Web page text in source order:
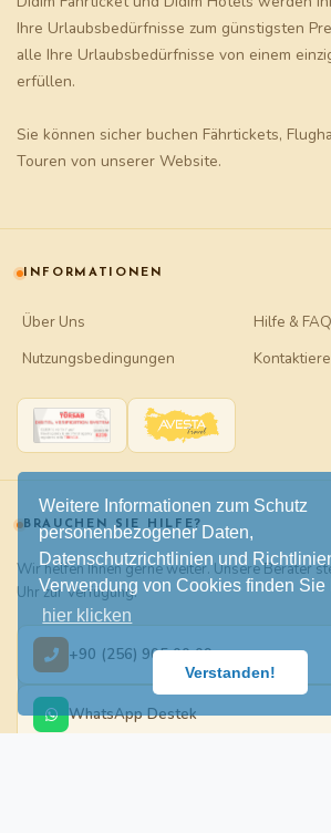
Weitere Informationen zum Schutz
personenbezogener Daten,
Datenschutzrichtlinien und
Verwendung von Cookies finden Sie
hier klicken
Verstanden!
Ihre Urlaubsbedürfnisse zum günstigsten
alle Ihre Urlaubsbedürfnisse von einem
erfüllen.
Sie können sicher buchen Fährtickets,
Touren von unserer Website.
INFORMATIONEN
Über Uns
Hilfe & FAQ
Nutzungsbedingungen
BRAUCHEN SIE HILFE?
Wir helfen Ihnen gerne weiter. Unsere Berater
Uhr zur Verfügung.
+90 (256) 905 00 09
WhatsApp Destek